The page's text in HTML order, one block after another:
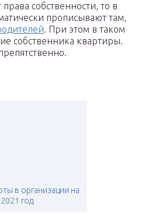
собственности, то в
прописывают там,
. При этом в таком
собственника квартиры.
в организации на
2021 год